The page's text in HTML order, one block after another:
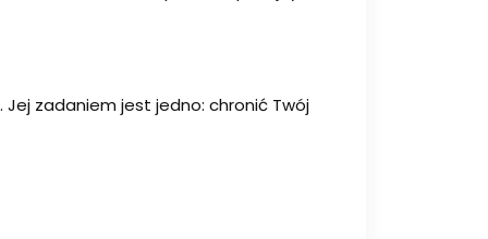
Jej zadaniem jest jedno: chronić Twój